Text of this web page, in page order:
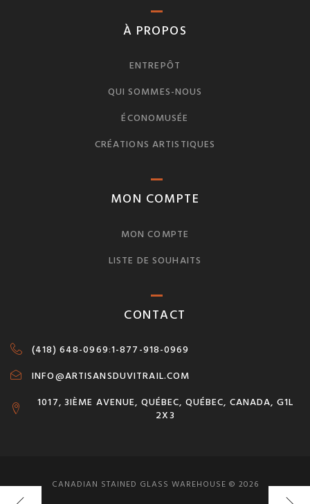
À PROPOS
ENTREPÔT
QUI SOMMES-NOUS
ÉCONOMUSÉE
CRÉATIONS ARTISTIQUES
MON COMPTE
MON COMPTE
LISTE DE SOUHAITS
CONTACT
(418) 648-0969:1-877-918-0969
INFO@ARTISANSDUVITRAIL.COM
1017, 3IÈME AVENUE, QUÉBEC, QUÉBEC, CANADA, G1L
2X3
CANADIAN STAINED GLASS WAREHOUSE © 2026